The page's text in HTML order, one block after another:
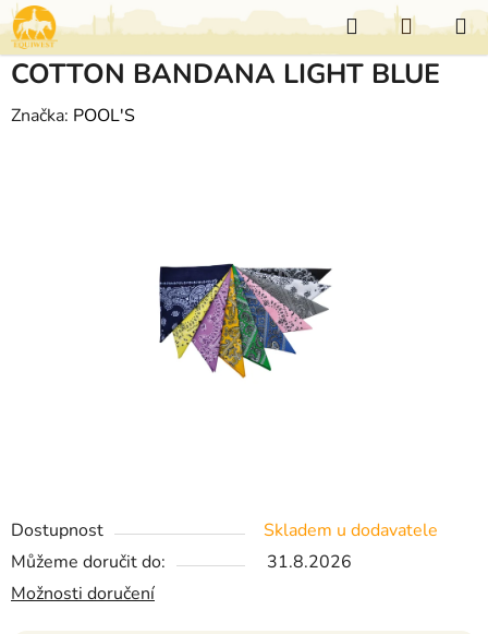
Přejít
na
obsah
Hledat
KOŠÍK
Dostupnost
Skladem u dodavatele
Můžeme doručit do:
31.8.2026
Možnosti doručení
COTTON BANDANA LIGHT BLUE
Značka: POOL'S